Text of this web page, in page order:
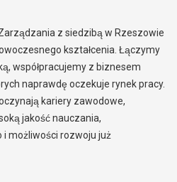
z siedzibą w Rzeszowie
kształcenia. Łączymy
współpracujemy z biznesem
naprawdę oczekuje rynek pracy.
kariery zawodowe,
jakość nauczania,
możliwości rozwoju już